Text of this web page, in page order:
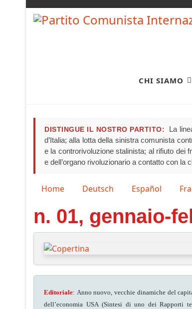
CHI SIAMO
DISTINGUE IL NOSTRO PARTITO:
La
d’Italia; alla lotta della sinistra comunista
e la controrivoluzione stalinista; al rifiuto dei
e dell’organo rivoluzionario a contatto con
Seleziona la tua lingua
Home Deutsch Español
n. 01, gennaio-
Editoriale: Anno nuovo, vecchie dinamiche del
dell’economia USA (Sintesi di uno dei Rapporti